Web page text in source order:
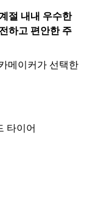
절 내내 우수한
하고 편안한 주
메이커가 선택한
타이어